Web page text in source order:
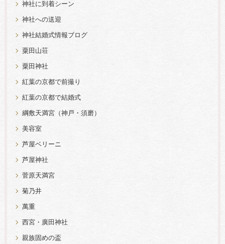
神社に到着シーン
神社への送迎
神社結婚式情報ブログ
粟田山荘
粟田神社
紅葉の京都で前撮り
紅葉の京都で結婚式
綱敷天満宮（神戸・須磨）
美容室
芦屋ベリーニ
芦屋神社
菅原天満宮
菊乃井
萬重
西宮・廣田神社
親族固めの盃